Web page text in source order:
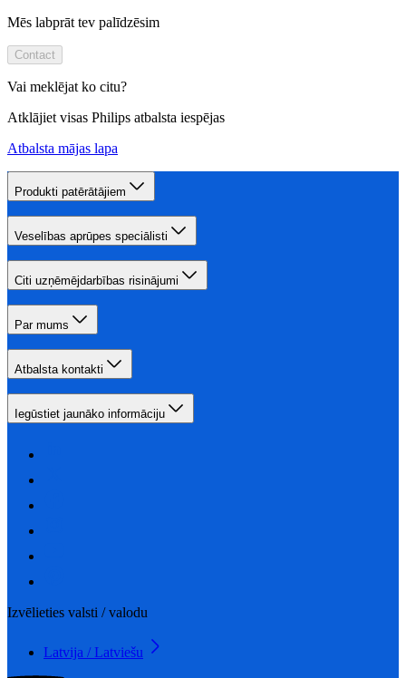
Mēs labprāt tev palīdzēsim
Contact
Vai meklējat ko citu?
Atklājiet visas Philips atbalsta iespējas
Atbalsta mājas lapa
Produkti patērātājiem
Veselības aprūpes speciālisti
Citi uzņēmējdarbības risinājumi
Par mums
Atbalsta kontakti
Iegūstiet jaunāko informāciju
Izvēlieties valsti / valodu
Latvija / Latviešu